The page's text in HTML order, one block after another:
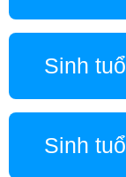
Sinh
Sinh